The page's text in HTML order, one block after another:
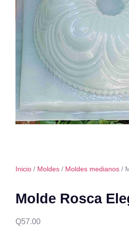
Inicio / Moldes / Moldes medianos /
Molde Rosca
Q57.00